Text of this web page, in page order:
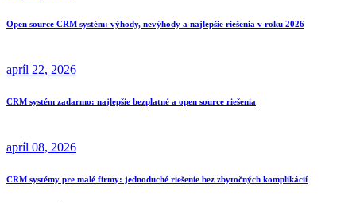
Open source CRM systém: výhody, nevýhody a najlepšie riešenia v roku 2026
apríl 22, 2026
CRM systém zadarmo: najlepšie bezplatné a open source riešenia
apríl 08, 2026
CRM systémy pre malé firmy: jednoduché riešenie bez zbytočných komplikácií